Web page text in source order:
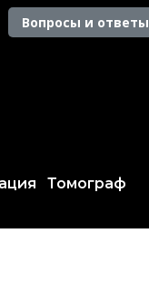
Вопросы и ответы
Томограф